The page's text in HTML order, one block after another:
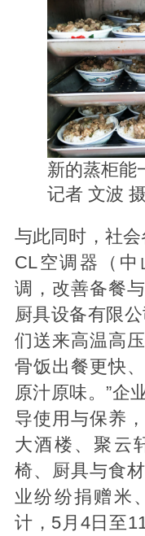
新的蒸柜能
记者 文波 摄
与此同时，社
CL空调器（
调，改善备餐
厨具设备有限
们送来高温高
骨饭出餐更快
原汁原味。”企
导使用与保养
大酒楼、聚云
椅、厨具与食
业纷纷捐赠米
计，5月4日至